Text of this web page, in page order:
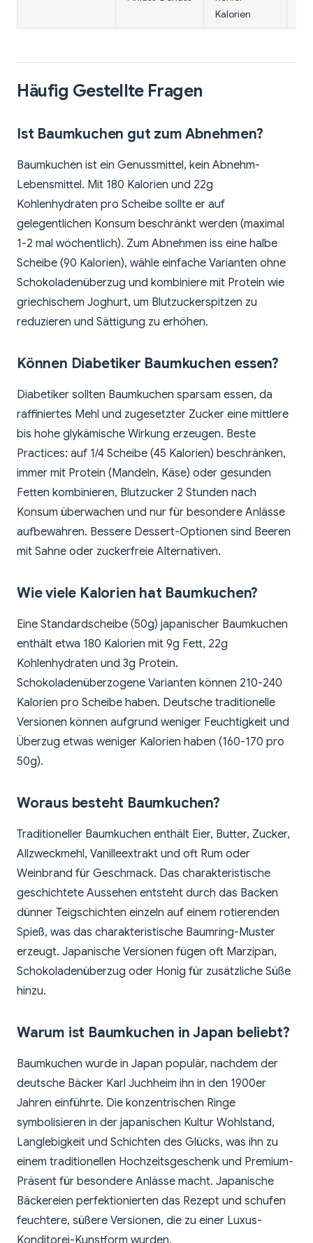
Kalorien
Häufig Gestellte Fragen
Ist Baumkuchen gut zum Abnehmen?
Baumkuchen ist ein Genussmittel, kein Abnehm-
Lebensmittel. Mit 180 Kalorien und 22g
Kohlenhydraten pro Scheibe sollte er auf
gelegentlichen Konsum beschränkt werden (maximal
1-2 mal wöchentlich). Zum Abnehmen iss eine halbe
Scheibe (90 Kalorien), wähle einfache Varianten ohne
Schokoladenüberzug und kombiniere mit Protein wie
griechischem Joghurt, um Blutzuckerspitzen zu
reduzieren und Sättigung zu erhöhen.
Können Diabetiker Baumkuchen essen?
Diabetiker sollten Baumkuchen sparsam essen, da
raffiniertes Mehl und zugesetzter Zucker eine mittlere
bis hohe glykämische Wirkung erzeugen. Beste
Practices: auf 1/4 Scheibe (45 Kalorien) beschränken,
immer mit Protein (Mandeln, Käse) oder gesunden
Fetten kombinieren, Blutzucker 2 Stunden nach
Konsum überwachen und nur für besondere Anlässe
aufbewahren. Bessere Dessert-Optionen sind Beeren
mit Sahne oder zuckerfreie Alternativen.
Wie viele Kalorien hat Baumkuchen?
Eine Standardscheibe (50g) japanischer Baumkuchen
enthält etwa 180 Kalorien mit 9g Fett, 22g
Kohlenhydraten und 3g Protein.
Schokoladenüberzogene Varianten können 210-240
Kalorien pro Scheibe haben. Deutsche traditionelle
Versionen können aufgrund weniger Feuchtigkeit und
Überzug etwas weniger Kalorien haben (160-170 pro
50g).
Woraus besteht Baumkuchen?
Traditioneller Baumkuchen enthält Eier, Butter, Zucker,
Allzweckmehl, Vanilleextrakt und oft Rum oder
Weinbrand für Geschmack. Das charakteristische
geschichtete Aussehen entsteht durch das Backen
dünner Teigschichten einzeln auf einem rotierenden
Spieß, was das charakteristische Baumring-Muster
erzeugt. Japanische Versionen fügen oft Marzipan,
Schokoladenüberzug oder Honig für zusätzliche Süße
hinzu.
Warum ist Baumkuchen in Japan beliebt?
Baumkuchen wurde in Japan populär, nachdem der
deutsche Bäcker Karl Juchheim ihn in den 1900er
Jahren einführte. Die konzentrischen Ringe
symbolisieren in der japanischen Kultur Wohlstand,
Langlebigkeit und Schichten des Glücks, was ihn zu
einem traditionellen Hochzeitsgeschenk und Premium-
Präsent für besondere Anlässe macht. Japanische
Bäckereien perfektionierten das Rezept und schufen
feuchtere, süßere Versionen, die zu einer Luxus-